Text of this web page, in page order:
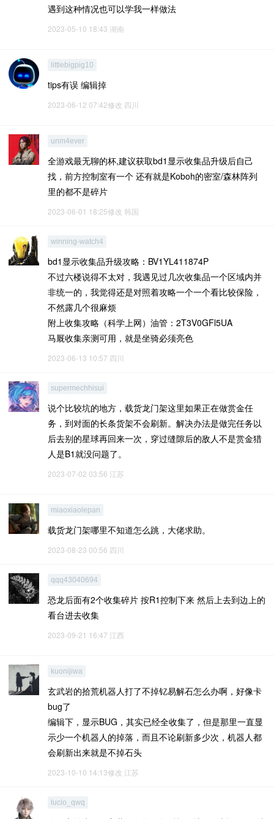
遇到这种情况也可以学我一样做法
2023-05-10 18:43 湖南
littlebigpig10
tips有误 编辑掉
2023-06-12 07:42修改 四川
unm4ever
全游戏最无聊的杯,建议获取bd1显示收集品升级后自己
找，前方控制室有一个 还有就是Koboh的密室/森林阵列
里的都不是碎片
2023-06-01 18:25修改 韩国
winning-watch4
bd1显示收集品升级攻略：BV1YL411874P
不过六楼说得不太对，我遇见过几次收集品一个区域内并
非统一的，我觉得还是对照着攻略一个一个看比较保险，
不然露几个很麻烦
附上收集攻略（科学上网）油管：2T3V0GFl5UA
马厩收集亲测可用，就是坐骑必须亮色
2023-06-13 10:57 四川
supermechhisui
说个比较坑的地方，载货龙门架这里如果正在做赏金任
务，到对面的长条货架不会刷新。解决办法是做完任务以
后去别的星球再回来一次，穿过缝隙后的敌人不是赏金猎
人是B1就没问题了。
2023-07-02 03:56 江苏
miaoxiaolepan
载货龙门架哪里不知道怎么跳，大佬求助。
2023-08-23 00:56 四川
qqq43040694
恐龙后面有2个收集碎片 按R1控制下来 然后上去到边上的
看台进去收集
2023-09-21 16:47 江西
kuonijiwa
玄武岩的拾荒机器人打了不掉钇易解石怎么办啊，好像卡
bug了
编辑下，显示BUG，其实已经全收集了，但是那里一直显
示少一个机器人的掉落，而且不论刷新多少次，机器人都
会刷新出来就是不掉石头
2023-10-10 14:13修改 江苏
lucio_qwq